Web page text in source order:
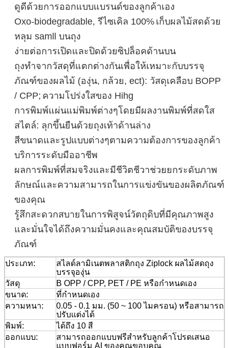
ดูดีด้วยการออกแบบแบรนด์ของลูกค้าเอง
Oxo-biodegradable, รีไซเคิล 100% เก็บผลไม้สดด้วย
หลุม samll บนถุง
ง่ายต่อการเปิดและปิดด้วยซิปล็อคด้านบน
ถุงทำจากวัสดุที่แตกต่างกันเพื่อให้เหมาะกับบรรจุ
ภัณฑ์ของผลไม้ (องุ่น, กล้วย, ect): วัสดุเคลือบ BOPP
/ CPP; ความโปร่งใสของ Hihg
การพิมพ์แผ่นแม่พิมพ์ต่างๆโดยมีผลงานพิมพ์ที่สดใส
สไตล์: ลุกขึ้นยืนด้วยถุงเท้าด้านล่าง
สีขนาดและรูปแบบต่างๆตามความต้องการของลูกค้า
บริการระดับมืออาชีพ
ผลการพิมพ์ที่สมจริงและมีชีวิตชีวาช่วยยกระดับภาพ
ลักษณ์และความสามารถในการแข่งขันของผลิตภัณฑ์
ของคุณ
รู้สึกสะดวกสบายในการพิสูจน์วัตถุดิบที่มีคุณภาพสูง
และมั่นใจได้ถึงความมั่นคงและคุณสมบัติของบรรจุ
ภัณฑ์
ประเภท:
สไลด์ลามิเนตพลาสติกถุง Ziplock ผลไม้สดถุง
บรรจุองุ่น
วัสดุ
B OPP / CPP, PET / PE หรือกำหนดเอง
ขนาด:
ที่กำหนดเอง
ความหนา:
0.05 - 0.1 มม. (50 ~ 100 ไมครอน) หรือสามารถ
ปรับแต่งได้
พิมพ์:
ได้ถึง 10 สี
ออกแบบ:
สามารถออกแบบฟรีสำหรับลูกค้าโปรดเสนอ
แบบฟอร์ม AI ของคุณขอบคุณ